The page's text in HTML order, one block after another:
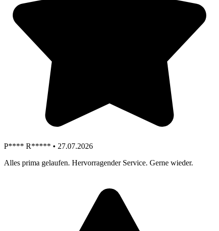
P**** R***** • 27.07.2026
Alles prima gelaufen. Hervorragender Service. Gerne wieder.